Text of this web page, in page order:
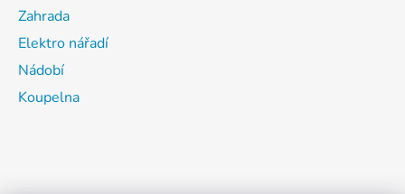
Zahrada
Elektro nářadí
Nádobí
Koupelna